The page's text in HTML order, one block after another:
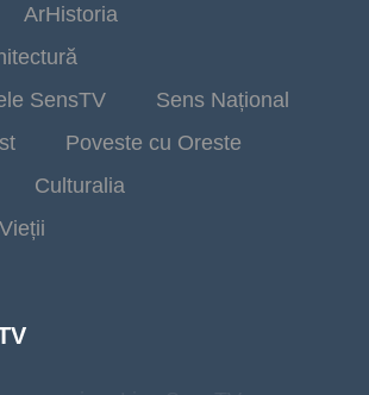
ArHistoria
SensTV
Sens Național
Poveste cu Oreste
Culturalia